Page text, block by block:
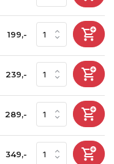
199,-
239,-
289,-
349,-